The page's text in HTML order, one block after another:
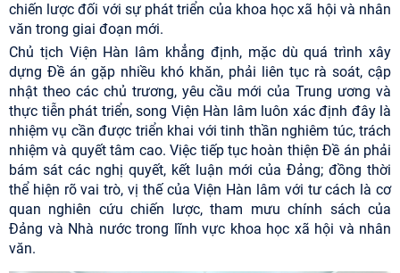
chiến lược đối với sự phát triển của khoa học xã hội và nhân
văn trong giai đoạn mới.
Chủ tịch Viện Hàn lâm khẳng định, mặc dù quá trình xây
dựng Đề án gặp nhiều khó khăn, phải liên tục rà soát, cập
nhật theo các chủ trương, yêu cầu mới của Trung ương và
thực tiễn phát triển, song Viện Hàn lâm luôn xác định đây là
nhiệm vụ cần được triển khai với tinh thần nghiêm túc, trách
nhiệm và quyết tâm cao. Việc tiếp tục hoàn thiện Đề án phải
bám sát các nghị quyết, kết luận mới của Đảng; đồng thời
thể hiện rõ vai trò, vị thế của Viện Hàn lâm với tư cách là cơ
quan nghiên cứu chiến lược, tham mưu chính sách của
Đảng và Nhà nước trong lĩnh vực khoa học xã hội và nhân
văn.